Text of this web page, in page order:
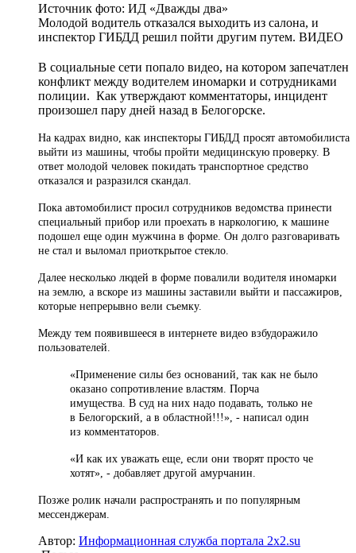
Источник фото: ИД «Дважды два»
Молодой водитель отказался выходить из салона, и
инспектор ГИБДД решил пойти другим путем. ВИДЕО
В социальные сети попало видео, на котором запечатлен
конфликт между водителем иномарки и сотрудниками
полиции. Как утверждают комментаторы, инцидент
произошел пару дней назад в Белогорске.
На кадрах видно, как инспекторы ГИБДД просят автомобилиста
выйти из машины, чтобы пройти медицинскую проверку. В
ответ молодой человек покидать транспортное средство
отказался и разразился скандал.
Пока автомобилист просил сотрудников ведомства принести
специальный прибор или проехать в наркологию, к машине
подошел еще один мужчина в форме. Он долго разговаривать
не стал и выломал приоткрытое стекло.
Далее несколько людей в форме повалили водителя иномарки
на землю, а вскоре из машины заставили выйти и пассажиров,
которые непрерывно вели съемку.
Между тем появившееся в интернете видео взбудоражило
пользователей.
«Применение силы без оснований, так как не было
оказано сопротивление властям. Порча
имущества. В суд на них надо подавать, только не
в Белогорский, а в областной!!!», - написал один
из комментаторов.
«И как их уважать еще, если они творят просто че
хотят», - добавляет другой амурчанин.
Позже ролик начали распространять и по популярным
мессенджерам.
Автор: Информационная служба портала 2x2.su